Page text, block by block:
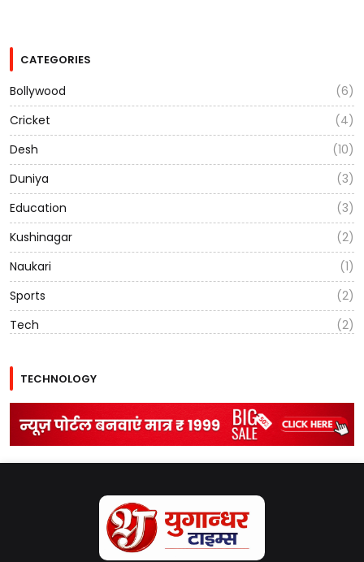
CATEGORIES
Bollywood
(6)
Cricket
(4)
Desh
(10)
Duniya
(3)
Education
(3)
Kushinagar
(2)
Naukari
(1)
Sports
(2)
Tech
(2)
TECHNOLOGY